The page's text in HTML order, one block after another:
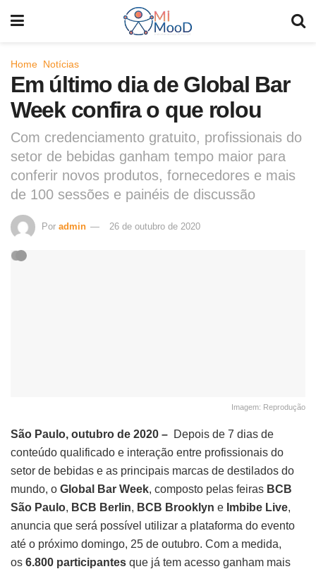
Home Notícias
Em último dia de Global Bar
Week confira o que rolou
Com credenciamento gratuito, profissionais do
setor de bebidas ganham tempo maior para
conferir novos produtos, fornecedores e mais
de 100 sessões e painéis de discussão
Por admin 26 de outubro de 2020
Imagem: Reprodução
São Paulo, outubro de 2020 – Depois de 7 dias de
conteúdo qualificado e interação entre profissionais do
setor de bebidas e as principais marcas de destilados do
mundo, o Global Bar Week, composto pelas feiras BCB
São Paulo, BCB Berlin, BCB Brooklyn e Imbibe Live,
anuncia que será possível utilizar a plataforma do evento
até o próximo domingo, 25 de outubro. Com a medida,
os 6.800 participantes que já tem acesso ganham mais